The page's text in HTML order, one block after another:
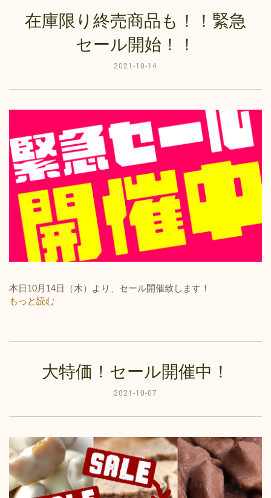
在庫限り終売商品も！！緊急
セール開始！！
2021-10-14
本日10月14日（木）より、セール開催致します！
もっと読む
大特価！セール開催中！
2021-10-07